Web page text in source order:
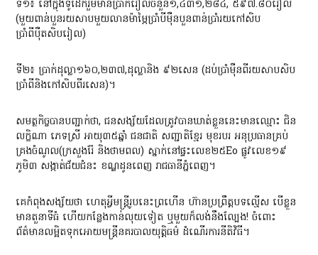
ទី១៖ នៅក្នុងទូដែករួមមានប្រាក់រៀលចំនួន១,៤៣១,២៨៤, ៥៩៧.៨០រៀល
(មួយពាន់បួនរយសាបមួយលានម៉ាម្ភៃប្រាំបីមុឺនបួនពាន់ប្រាំរយកៅសិប
ប្រាំពីប៉ឺតសិបរៀល)
ទី២៖ ប្រាក់ដុល្លា១៦០,២៣៧,ដុល្លានិង ៩២សេន (ដប់ប្រាំមុឺនពីរយសាបសិប
ប្រាំពីនិងកៅសិបពីរសេន)។
សមត្ថកិច្ចបានបញ្ជាក់ថា, ជនសង្ស័យដែលត្រូវបានឃាត់ខ្លួននេះមានឈ្មោះ ជិន
លក្ខិណា ភេទស្រី អាយុ៣៥ឆ្នាំ ជនជាតិ សញ្ជាតិខ្មែរ មុខរបរ អនុប្រធានគ្រប់
គ្រងចំណូល(ក្រសួងរ៉ែ និងថាមពល) ស្នាក់នៅផ្ទះលេខ២៥Eo ផ្លូវលេខ១៩
ភូមិ៣ សង្កាត់ជ័យជំនះ ខណ្ឌដូនពេញ រាជធានីភ្នំពេញ។
គេកំពុងសង្ស័យថា ហេតុអី្វមន្ត្រីរូបនេះព្រហើន ហ៊ានប្រព្រឹត្តបទល្មើស បើខ្លួន
មានតួនាទីធំ ហើយកន្លែងកាន់លុយទៀត ឬមួយក៏លង់នឹងល្បែង! ចំពោះ
ព័ត៌មានលម្អិតទុកអោយមន្ត្រីនគរបាលយុត្តិធម៌ ដំណើរការនីតិវិធី។